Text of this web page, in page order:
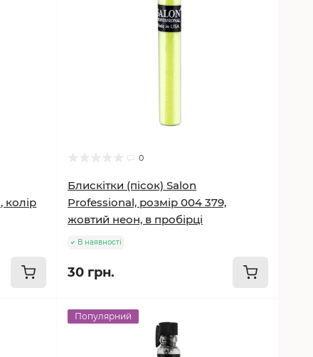
колір
0
Блискітки (пісок) Salon
Professional, розмір 004 379,
жовтий неон, в пробірці
В наявності
30 грн.
Популярний